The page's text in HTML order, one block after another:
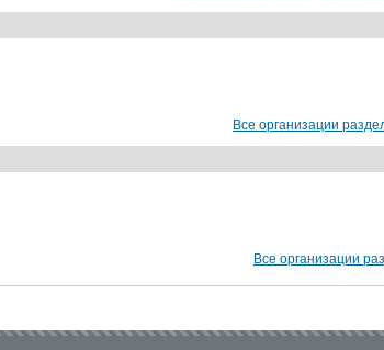
Все организации
Все организации